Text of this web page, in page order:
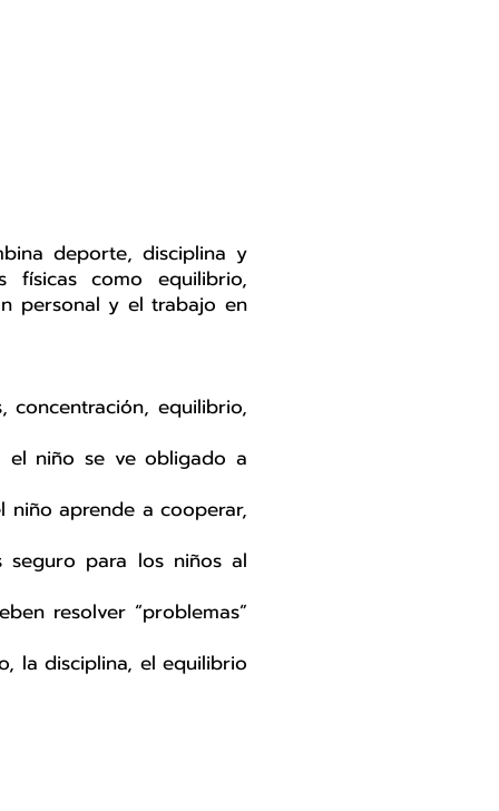
deporte, disciplina y
físicas como equilibrio,
personal y el trabajo en
concentración, equilibrio,
el niño se ve obligado a
aprende a cooperar,
para los niños al
resolver “problemas”
la disciplina, el equilibrio